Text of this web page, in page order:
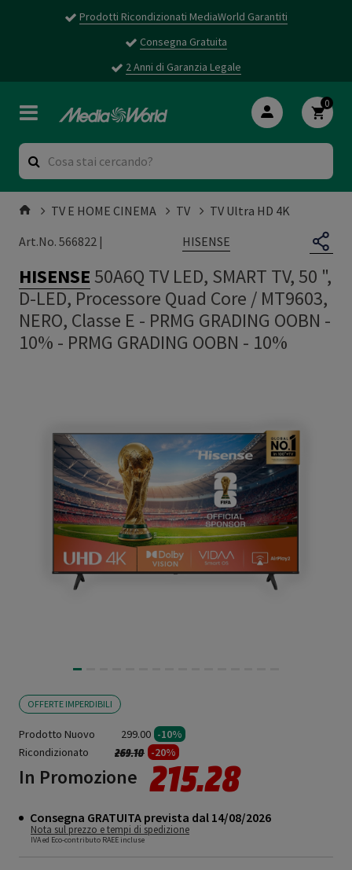
Prodotti Ricondizionati MediaWorld Garantiti
Consegna Gratuita
2 Anni di Garanzia Legale
0
TV E HOME CINEMA TV
TV Ultra HD 4K
Art.No. 566822 |
HISENSE
HISENSE 50A6Q TV LED, SMART TV, 50 ",
D-LED, Processore Quad Core / MT9603,
NERO, Classe E - PRMG GRADING OOBN -
10% - PRMG GRADING OOBN - 10%
OFFERTE IMPERDIBILI
Prodotto Nuovo 299.00 -10%
Ricondizionato
Prezzo ridotto da
269.10a -20%
In Promozione 215.28
Consegna GRATUITA prevista dal 14/08/2026
Nota sul prezzo e tempi di spedizione
IVA ed Eco-contributo RAEE incluse